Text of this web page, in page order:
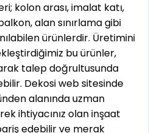
kolon arası, imalat katı,
alan sınırlama gibi
ürünlerdir. Üretimini
bu ürünler,
talep doğrultusunda
Dekosi web sitesinde
alanında uzman
ihtiyacınız olan inşaat
edebilir ve merak